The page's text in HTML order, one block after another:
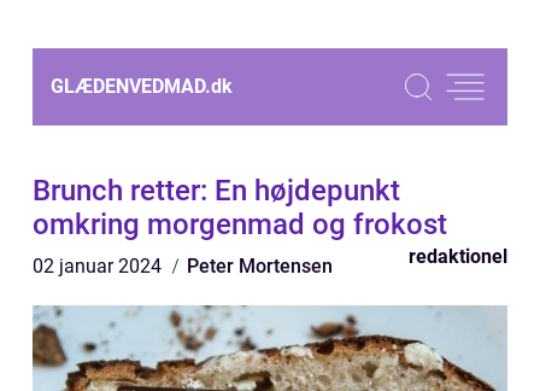
GLÆDENVEDMAD.dk
Brunch retter: En højdepunkt
omkring morgenmad og frokost
02 januar 2024 Peter Mortensen redaktionel